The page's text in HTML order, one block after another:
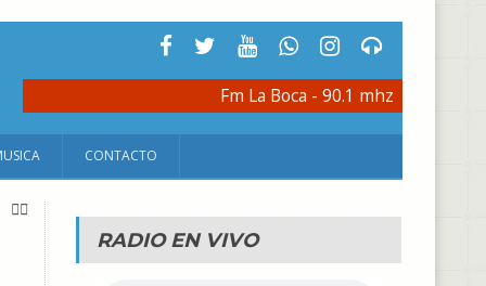
Fm La Boca - 90.1 mhz
CONTACTO
RADIO EN VIVO